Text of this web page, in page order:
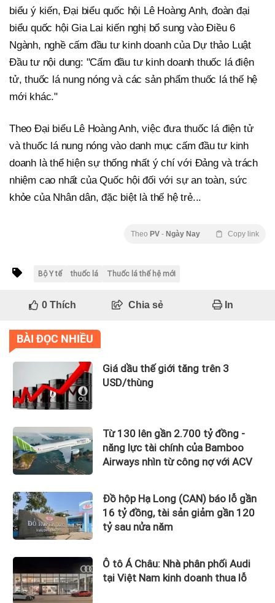
biểu ý kiến, Đại biểu quốc hội Lê Hoàng Anh, đoàn đại
biểu quốc hội Gia Lai kiến nghị bổ sung vào Điều 6
Ngành, nghề cấm đầu tư kinh doanh của Dự thảo Luật
Đầu tư nội dung: "Cấm đầu tư kinh doanh thuốc lá điện
tử, thuốc lá nung nóng và các sản phẩm thuốc lá thế hệ
mới khác."
Theo Đại biểu Lê Hoàng Anh, việc đưa thuốc lá điện tử
và thuốc lá nung nóng vào danh mục cấm đầu tư kinh
doanh là thể hiện sự thống nhất ý chí với Đảng và trách
nhiệm cao nhất của Quốc hội đối với sự an toàn, sức
khỏe của Nhân dân, đặc biệt là thế hệ trẻ...
Theo PV - Ngày Nay Copy link
Bộ Y tế thuốc lá Thuốc lá thế hệ mới
0Thích Chia sẻ In
BÀI ĐỌC NHIỀU
Giá dầu thế giới tăng trên 3
USD/thùng
Từ 130 lên gần 2.700 tỷ đồng -
năng lực tài chính của Bamboo
Airways nhìn từ công nợ với ACV
Đồ hộp Hạ Long (CAN) báo lỗ gần
16 tỷ đồng, tài sản giảm gần 120
tỷ sau nửa năm
Ô tô Á Châu: Nhà phân phối Audi
tại Việt Nam kinh doanh thua lỗ